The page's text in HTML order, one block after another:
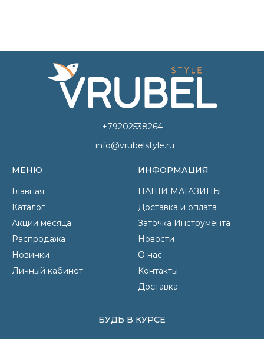
+79202538264
info@vrubelstyle.ru
МЕНЮ
Главная
Каталог
Акции месяца
Распродажа
Новинки
Личный кабинет
ИНФОРМАЦИЯ
НАШИ МАГАЗИНЫ
Доставка и оплата
Заточка Инструмента
Новости
О нас
Контакты
Доставка
БУДЬ В КУРСЕ